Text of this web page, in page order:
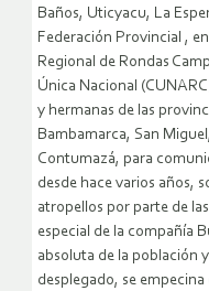
Baños, Uticyacu, La
Federación Provincial ,
Regional de Rondas
Única Nacional
y hermanas de las
Bambamarca, San
Contumazá, para
desde hace varios años,
atropellos por parte de
especial de la compañía
absoluta de la población
desplegado, se